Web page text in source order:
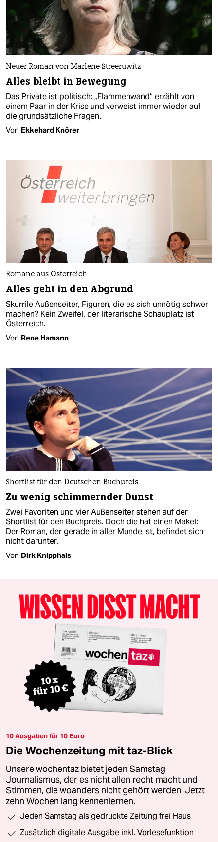
Neuer Roman von Marlene Streeruwitz
Alles bleibt in Bewegung
Das Private ist politisch: „Flammenwand“ erzählt von
einem Paar in der Krise und verweist immer wieder auf
die grundsätzliche Fragen.
Von Ekkehard Knörer
Romane aus Österreich
Alles geht in den Abgrund
Skurrile Außenseiter, Figuren, die es sich unnötig schwer
machen? Kein Zweifel, der literarische Schauplatz ist
Österreich.
Von Rene Hamann
Shortlist für den Deutschen Buchpreis
Zu wenig schimmernder Dunst
Zwei Favoriten und vier Außenseiter stehen auf der
Shortlist für den Buchpreis. Doch die hat einen Makel:
Der Roman, der gerade in aller Munde ist, befindet sich
nicht darunter.
Von Dirk Knipphals
10 Ausgaben für 10 Euro
Die Wochenzeitung mit taz-Blick
Unsere wochentaz bietet jeden Samstag
Journalismus, der es nicht allen recht macht und
Stimmen, die woanders nicht gehört werden. Jetzt
zehn Wochen lang kennenlernen.
Jeden Samstag als gedruckte Zeitung frei Haus
Zusätzlich digitale Ausgabe inkl. Vorlesefunktion